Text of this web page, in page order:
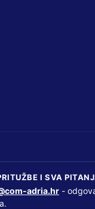
I SVA
adria.hr -